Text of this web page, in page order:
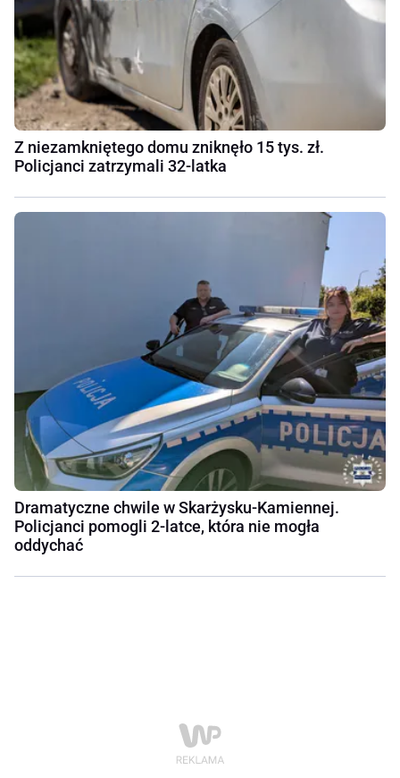
Z niezamkniętego domu zniknęło 15 tys. zł.
Policjanci zatrzymali 32-latka
Dramatyczne chwile w Skarżysku-Kamiennej.
Policjanci pomogli 2-latce, która nie mogła
oddychać